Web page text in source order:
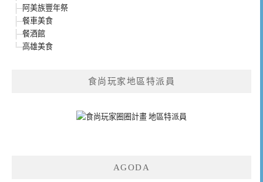
阿美族豐年祭
餐車美食
餐酒館
高雄美食
食尚玩家地區特派員
AGODA